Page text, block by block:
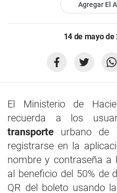
Agregar El
14 de mayo
El Ministerio de
recuerda a los
transporte urbano de
registrarse en la
nombre y contraseña a
al beneficio del 50% de
QR del boleto usando